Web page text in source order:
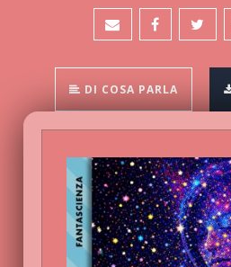
DI COSA PARLA